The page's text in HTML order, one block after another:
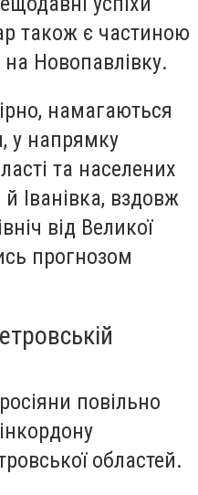
також є частиною
Новопавлівку.
намагаються
у напрямку
та населених
Іванівка, вздовж
від Великої
прогнозом
повільно
областей.